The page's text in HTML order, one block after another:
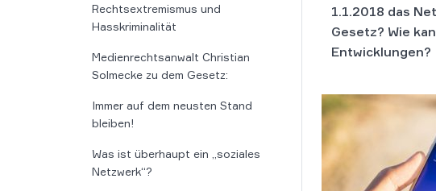
Rechtsextremismus und
Hasskriminalität
Medienrechtsanwalt Christian
Solmecke zu dem Gesetz:
Immer auf dem neusten Stand
bleiben!
Was ist überhaupt ein „soziales
Netzwerk“?
1.1.2018 das
Gesetz? Wie
Entwicklungen?